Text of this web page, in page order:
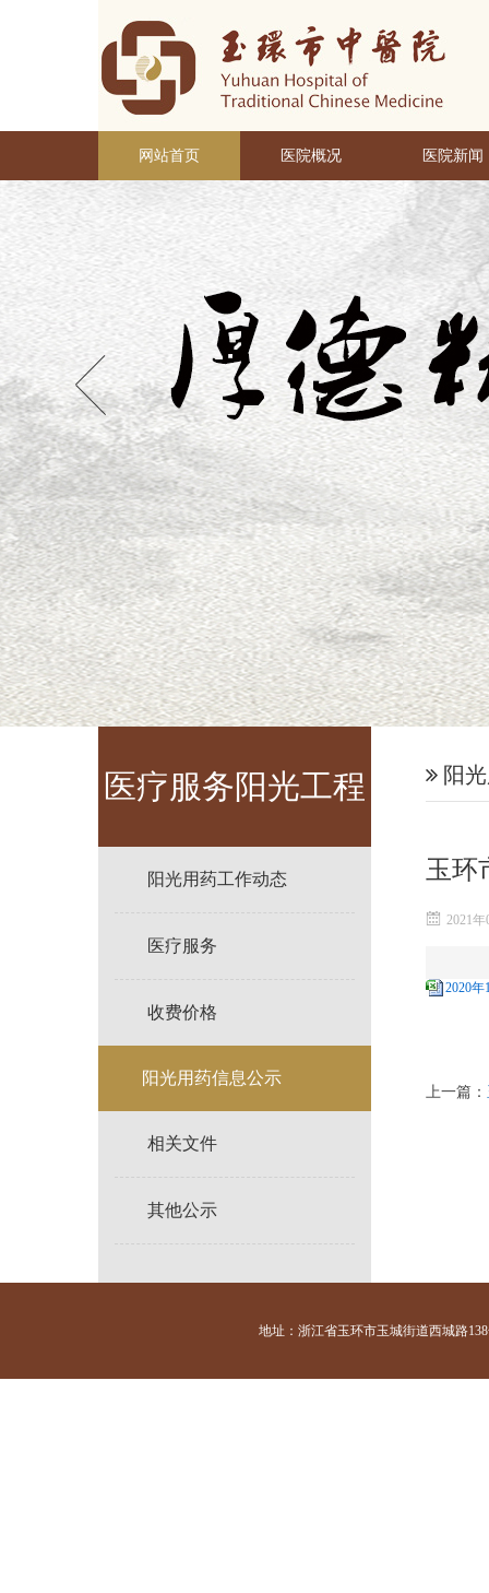
网站首页 医院概况 医院新闻
医疗服务阳光工程
阳光用药工作动态
医疗服务
收费价格
阳光用药信息公示
相关文件
其他公示
阳
玉环
2021
2020
上一篇：
地址：浙江省玉环市玉城街道西城路